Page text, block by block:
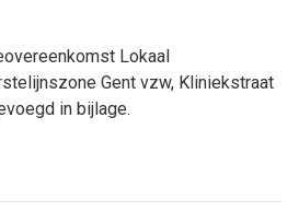
Lokaal
Gent vzw, Kliniekstraat
in bijlage.